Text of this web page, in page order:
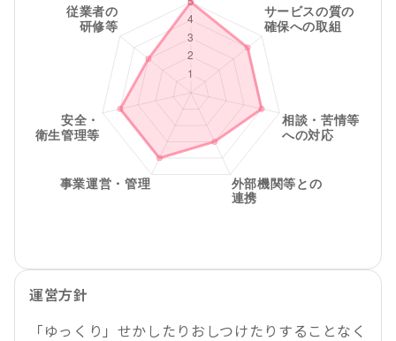
運営方針
「ゆっくり」せかしたりおしつけたりすることなく